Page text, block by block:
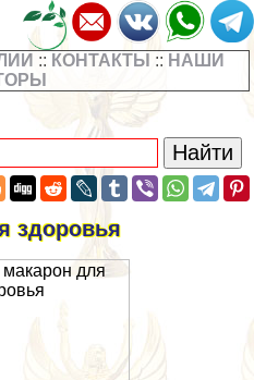
:: КОНТАКТЫ :: НАШИ
здоровья